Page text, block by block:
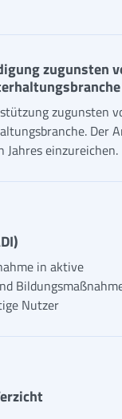
zugunsten
zugunsten
Der
Jahres einzureichen.
in aktive
Nutzer